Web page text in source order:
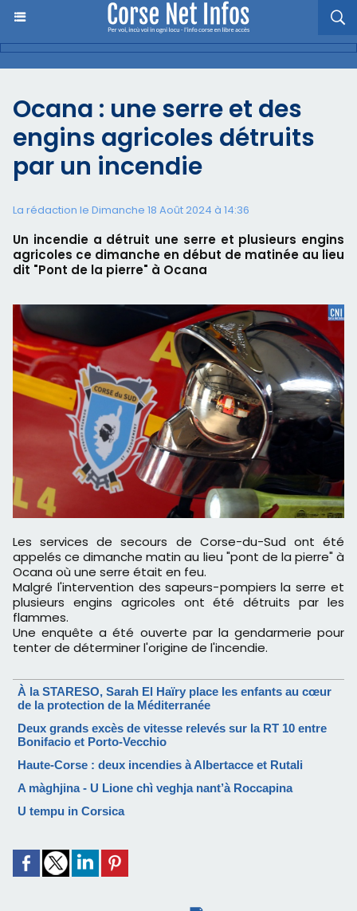
Ocana : une serre et des
engins agricoles détruits
par un incendie
La rédaction le Dimanche 18 Août 2024 à 14:36
Un incendie a détruit une serre et plusieurs engins
agricoles ce dimanche en début de matinée au lieu
dit "Pont de la pierre" à Ocana
Les services de secours de Corse-du-Sud ont été
appelés ce dimanche matin au lieu "pont de la pierre" à
Ocana où une serre était en feu.
Malgré l'intervention des sapeurs-pompiers la serre et
plusieurs engins agricoles ont été détruits par les
flammes.
Une enquête a été ouverte par la gendarmerie pour
tenter de déterminer l'origine de l'incendie.
À la STARESO, Sarah El Haïry place les enfants au cœur
de la protection de la Méditerranée
Deux grands excès de vitesse relevés sur la RT 10 entre
Bonifacio et Porto-Vecchio
Haute-Corse : deux incendies à Albertacce et Rutali
A màghjina - U Lione chì veghja nant’à Roccapina
U tempu in Corsica